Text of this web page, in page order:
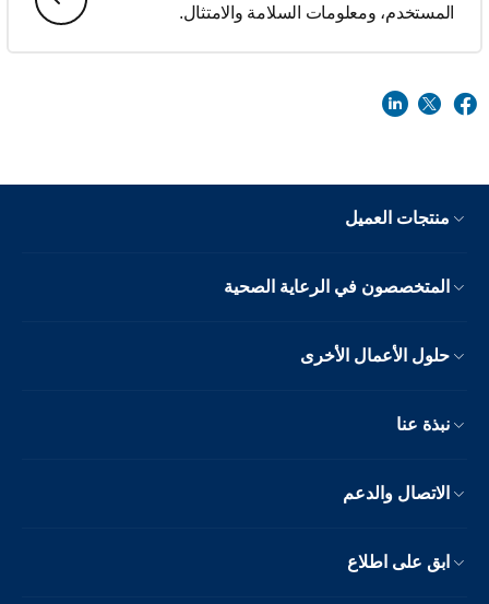
المستخدم، ومعلومات السلامة والامتثال.
منتجات العميل
المتخصصون في الرعاية الصحية
حلول الأعمال الأخرى
نبذة عنا
الاتصال والدعم
ابق على اطلاع